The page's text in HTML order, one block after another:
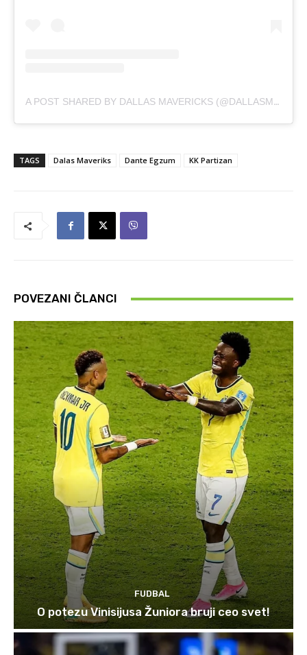
A POST SHARED BY DALLAS MAVERICKS (@DALLASMAVS)
TAGS Dalas Maveriks Dante Egzum KK Partizan
POVEZANI ČLANCI
FUDBAL
O potezu Vinisijusa Žuniora bruji ceo svet!